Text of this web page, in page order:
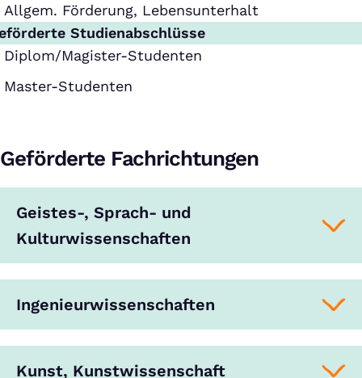
Allgem. Förderung, Lebensunterhalt
Studienabschlüsse
Diplom/Magister-Studenten
Master-Studenten
Geförderte Fachrichtungen
Geistes-, Sprach- und
Kulturwissenschaften
Ingenieurwissenschaften
Kunst, Kunstwissenschaft